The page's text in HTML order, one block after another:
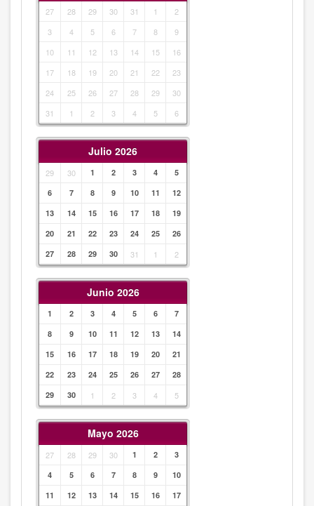
27 28 29 30 31 1
2
3
4 5 6 7 8
9
10
11 12 13 14 15
16
17
18 19 20 21 22
23
24
25 26 27 28 29
30
31
1 2 3 4 5 6
Julio 2026
29 30 1 2 3 4
5
6
7 8 9 10 11
12
13
14 15 16 17 18
19
20
21 22 23 24 25
26
27
28 29 30 31 1 2
Junio 2026
1 2 3 4 5 6
7
8
9 10 11 12 13
14
15
16 17 18 19 20
21
22
23 24 25 26 27
28
29
30 1 2 3 4 5
Mayo 2026
27 28 29 30 1 2
3
4
5 6 7 8 9
10
11
12 13 14 15 16
17